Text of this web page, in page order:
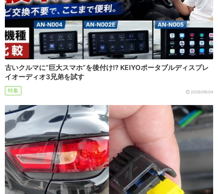
古いクルマに“巨大スマホ”を後付け!? KEIYOポータブルディスプレ
イオーディオ3兄弟を試す
特集 2026/08/04